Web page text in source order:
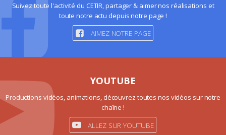
Suivez toute l'activité du CETIR, partager & aimer nos réalisations et
toute notre actu depuis notre page !
AIMEZ NOTRE PAGE
YOUTUBE
Productions vidéos, animations, découvrez toutes nos vidéos sur notre
chaîne !
ALLEZ SUR YOUTUBE